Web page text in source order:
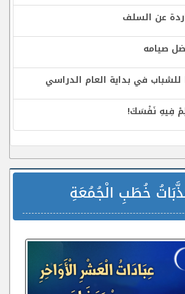
عن السلف
صيامه
في بداية العام الدراسي
فِيهِ نَفْسَكَ!
خُطَبِ الْجُمُعَةِ